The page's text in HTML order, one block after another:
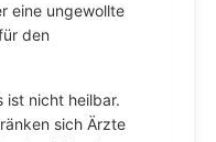
eine ungewollte
den
ist nicht heilbar.
sich Ärzte